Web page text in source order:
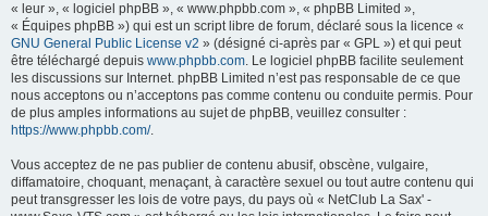
« leur », « logiciel phpBB », « www.phpbb.com », « phpBB Limited »,
« Équipes phpBB ») qui est un script libre de forum, déclaré sous la licence «
GNU General Public License v2 » (désigné ci-après par « GPL ») et qui peut
être téléchargé depuis www.phpbb.com. Le logiciel phpBB facilite seulement
les discussions sur Internet. phpBB Limited n’est pas responsable de ce que
nous acceptons ou n’acceptons pas comme contenu ou conduite permis. Pour
de plus amples informations au sujet de phpBB, veuillez consulter :
https://www.phpbb.com/.
Vous acceptez de ne pas publier de contenu abusif, obscène, vulgaire,
diffamatoire, choquant, menaçant, à caractère sexuel ou tout autre contenu qui
peut transgresser les lois de votre pays, du pays où « NetClub La Sax' -